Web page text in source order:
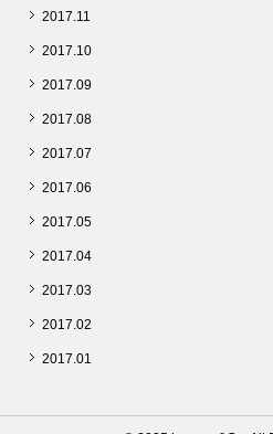
2017.11
2017.10
2017.09
2017.08
2017.07
2017.06
2017.05
2017.04
2017.03
2017.02
2017.01